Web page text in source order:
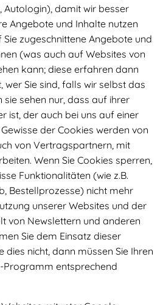
Autologin), damit wir besser
Angebote und Inhalte nutzen
zugeschnittene Angebote und
(was auch auf Websites von
kann; diese erfahren dann
wer Sie sind, falls wir selbst das
sie sehen nur, dass auf ihrer
ist, der auch bei uns auf einer
der Cookies werden von
von Vertragspartnern, mit
Wenn Sie Cookies sperren,
Funktionalitäten (wie z.B.
Bestellprozesse) nicht mehr
unserer Websites und der
von Newslettern und anderen
Sie dem Einsatz dieser
dies nicht, dann müssen Sie Ihren
Programm entsprechend